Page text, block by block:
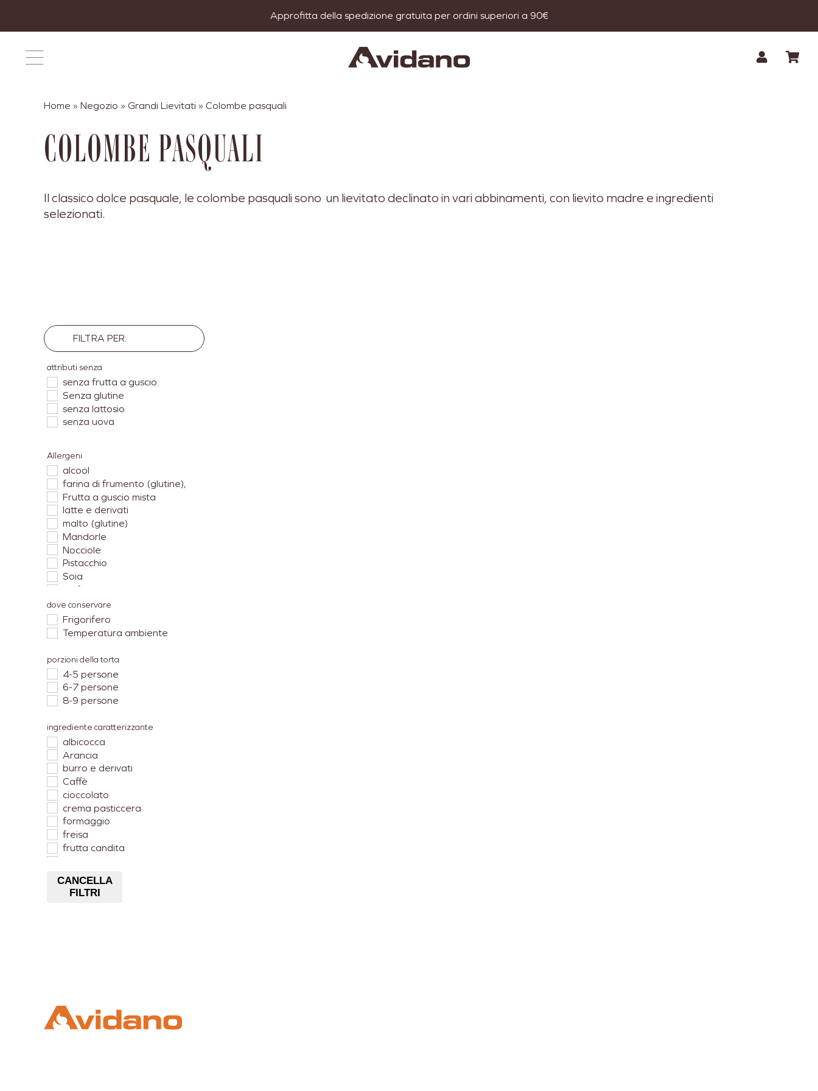
contenuto
Approfitta della spedizione gratuita per ordini superiori a 90€
Home » Negozio » Grandi Lievitati » Colombe pasquali
COLOMBE PASQUALI
Il classico dolce pasquale, le colombe pasquali sono un lievitato declinato in vari abbinamenti, con lievito madre e ingredienti
selezionati.
FILTRA PER:
attributi senza
senza frutta a guscio
Senza glutine
senza lattosio
senza uova
Allergeni
alcool
farina di frumento (glutine),
Frutta a guscio mista
latte e derivati
malto (glutine)
Mandorle
Nocciole
Pistacchio
Soia
Solfiti
uova
dove conservare
Frigorifero
Temperatura ambiente
porzioni della torta
4-5 persone
6-7 persone
8-9 persone
ingrediente caratterizzante
albicocca
Arancia
burro e derivati
Caffè
cioccolato
crema pasticcera
formaggio
freisa
frutta candita
Mango
Mela
CANCELLA
FILTRI